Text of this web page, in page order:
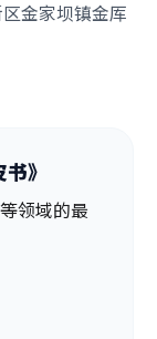
金家坝镇金厍
》
领域的最